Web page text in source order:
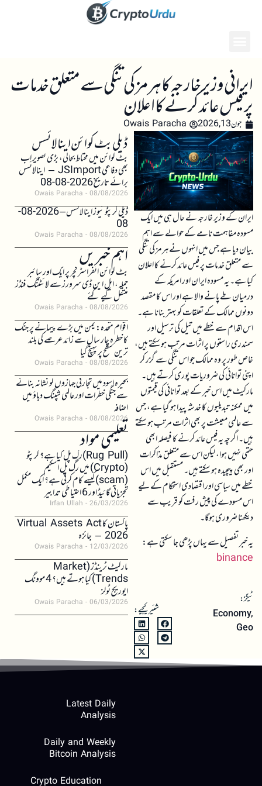
ایرانی وزیر خارجہ کا ہرمز کی تنگی سے متعلق خدمات
پر فیس عائد کرنے کا اعلان
جون 13, 2026 Owais Paracha
ایران کے وزیر خارجہ نے حال ہی میں ایک
مسودہ مفاہمت نامے کے حوالے سے اہم
بیان دیا ہے جس میں انہوں نے ہرمز کی تنگی
سے متعلق خدمات پر فیس عائد کرنے کا اعلان
کیا ہے۔ یہ مسودہ ایران اور امریکہ کے
درمیان طے پانے والا ہے اور اس کا مقصد
دونوں ممالک کے تعلقات کو بہتر بنانا ہے۔
اس اقدام سے خطے میں تیل کی ترسیل اور
سمندری راستوں پر اثرات مرتب ہو سکتے ہیں،
خاص طور پر وہ ممالک جو اس تنگی سے گزر کر
اپنی توانائی کی ضروریات پوری کرتے ہیں۔
مارکیٹ میں اس خبر کے بعد توانائی کی قیمتوں
میں ممکنہ تبدیلیوں کا خدشہ پیدا ہو گیا ہے، جس
سے عالمی معیشت پر بھی اثرات مرتب ہو سکتے
ہیں۔ اگرچہ یہ فیس عائد کرنے کا فیصلہ ابھی
حتمی نہیں ہوا، لیکن اس سے متعلق مذاکرات
اور بھی پیچیدہ ہو سکتے ہیں۔ مستقبل میں اس
خطے میں سیاسی اور اقتصادی استحکام کے لیے
اس مسودے کی پیش رفت کو قریب سے
دیکھنا ضروری ہوگا۔
یہ خبر تفصیل سے یہاں پڑھی جا سکتی ہے:
binance
ٹیگز:
Economy,
Geo
شئیر کیجیے:
ڈیلی بٹ کوائن اینالائسس
بٹ کوائن میں محتاط بحالی، بڑی تصویر اب
بھی دفاعی JSImport – اینالائسس
برائے تاریخ 2026-08-08
Owais Paracha 08/08/2026
ڈیلی کرپٹو نیوز اینالائسس – 2026-08-
08
Owais Paracha 08/08/2026
اہم خبریں
بٹ کوائن انفراسٹرکچر پر ایک اور سائبر
حملہ، ایل این ڈی سرورز سے لائٹننگ فنڈز
منتقل کیے گئے
Owais Paracha 08/08/2026
اقوام متحدہ: یمن میں بڑے پیمانے پر جنگ
کا خطرہ چار سال سے زائد عرصے کی بلند
ترین سطح پر پہنچ گیا
Owais Paracha 08/08/2026
بحیرہ اسود میں تجارتی جہازوں کو نشانہ بنانے
سے جنگی خطرات اور عالمی شپنگ دباؤ میں
اضافہ
Owais Paracha 08/08/2026
تعلیمی مواد(Rug Pull)رگ پل کیا ہے؟ کرپٹو
(Crypto) میں رگ پل اسکیم
(scam)کیسے کام کرتی ہے؟ ایک مکمل
تجزیاتی گائیڈ اور 6 احتیاطی تدابیر
Irfan Ullah 26/03/2026
پاکستان کا Virtual Assets Act
2026 – جائزہ
Owais Paracha 12/03/2026
مارکیٹ ٹرینڈز (Market
Trends) کیا ہوتے ہیں؟ 4 موونگ
ایوریج ٹولز
Owais Paracha 06/03/2026
Latest Daily
Analysis
Daily and Weekly
Bitcoin Analysis
Crypto Education